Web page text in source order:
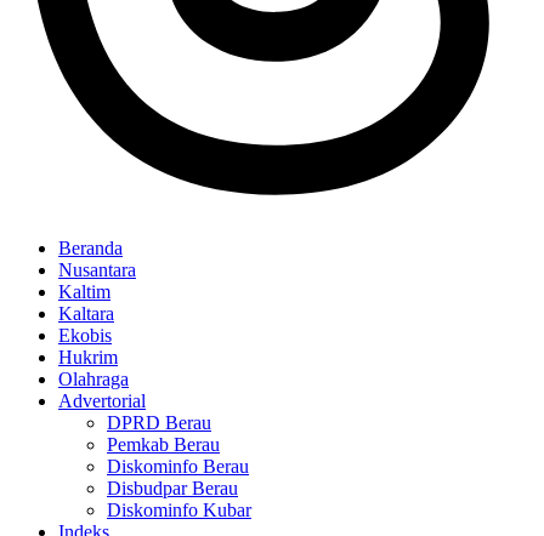
Beranda
Nusantara
Kaltim
Kaltara
Ekobis
Hukrim
Olahraga
Advertorial
DPRD Berau
Pemkab Berau
Diskominfo Berau
Disbudpar Berau
Diskominfo Kubar